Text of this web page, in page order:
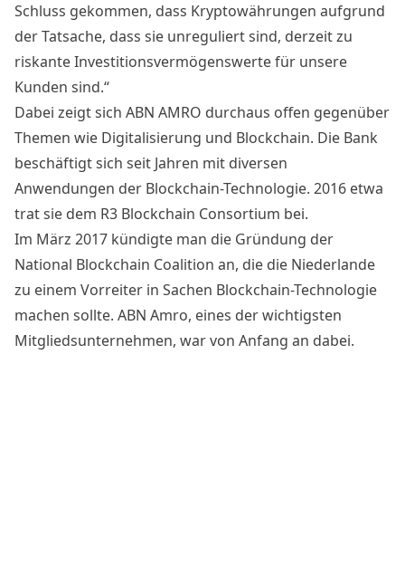
Schluss gekommen, dass Kryptowährungen aufgrund
der Tatsache, dass sie unreguliert sind, derzeit zu
riskante Investitionsvermögenswerte für unsere
Kunden sind.“
Dabei zeigt sich ABN AMRO durchaus offen gegenüber
Themen wie Digitalisierung und Blockchain. Die Bank
beschäftigt sich seit Jahren mit diversen
Anwendungen der Blockchain-Technologie. 2016 etwa
trat sie dem R3 Blockchain Consortium bei.
Im März 2017 kündigte man die Gründung der
National Blockchain Coalition an, die die Niederlande
zu einem Vorreiter in Sachen Blockchain-Technologie
machen sollte. ABN Amro, eines der wichtigsten
Mitgliedsunternehmen, war von Anfang an dabei.